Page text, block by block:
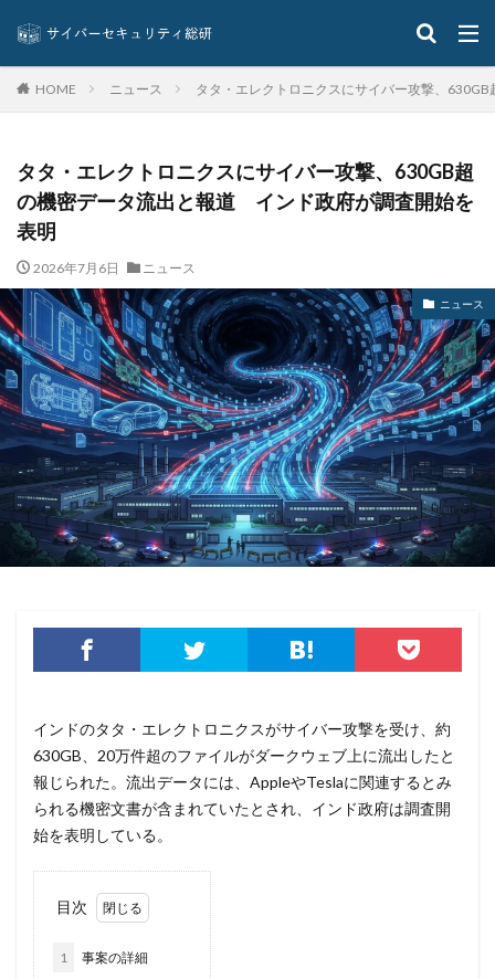
ディープフェイク
テレマティクス
テレワーク
テレワークセミナー
ドッペルゲンガードメイン
ドメイン
ドメイン名ハイジャック
トヨタ
トラフィック
トロイの木馬
なりすましメール
ニチレイ ニトリ
ニュース
ネット
ネットバンキング
ネットワーク
ネットワーク侵入
ノーウェアランサム
ノートパソコン
ノートン
のっとり
バージョン
ハードディスク
バグ
ハクティビズム
パケット
パスワード
パスワードスプレー
パスワードレス
パスワード使い回し
パスワード解析
パスワード解除
パソコン
ハッカー
ハッカー集団
ハッキング
ハッキングされました
バックアップ
パッチ
ハニーポット
パロアルト
ビジネスメール
ビジネスメール詐欺
ビックデータ
ビッグローブ
ビットコイン
ビットポイント
ビデオ会議
ビデオ会議ツール
ファイルレス
ファイルレス攻撃
フィッシングサイト
フィッシングメールにどう対処すべきか?
HOME ニュース タタ・エレクトロニクスにサイバー攻撃、
タタ・エレクトロニクスにサイバー攻撃、630GB超
の機密データ流出と報道 インド政府が調査開始を
表明
2026年7月6日 ニュース
ニュース
インドのタタ・エレクトロニクスがサイバー攻撃を受け、約
630GB、20万件超のファイルがダークウェブ上に流出したと
報じられた。流出データには、AppleやTeslaに関連するとみ
られる機密文書が含まれていたとされ、インド政府は調査開
始を表明している。
目次
1 事案の詳細